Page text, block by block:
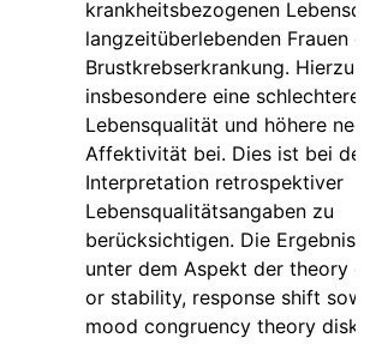
krankheitsbezogenen
langzeitüberlebenden Frauen
Brustkrebserkrankung. Hierzu
insbesondere eine schlechtere
Lebensqualität und höhere
Affektivität bei. Dies ist bei der
Interpretation retrospektiver
Lebensqualitätsangaben zu
berücksichtigen. Die
unter dem Aspekt der theory
or stability, response shift
mood congruency theory